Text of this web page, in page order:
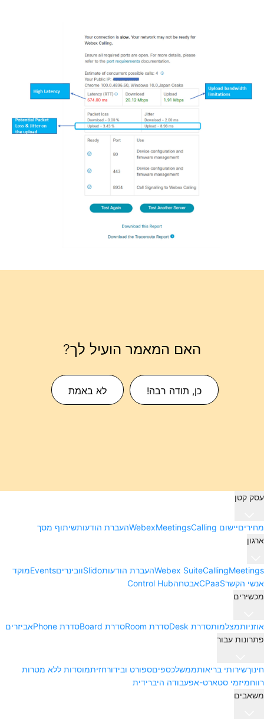
האם המאמר הועיל לך?
כן, תודה רבה! לא באמת
עסק קטן
מחיריםיישום Webex MeetingsCalling העברת הודעותשיתוף מסך
ארגון
Webex SuiteCallingMeetings העברת הודעותSlidoוובינריםEventsמוקד
אנשי הקשרCPaaSאבטחהControl Hub
מכשירים
אוזניותמצלמותסדרת Desk סדרת Room סדרת Board סדרת Phone
אביזרים
פתרונות עבור
חינוךשירותי בריאותממשלכספיםספורט ובידורחזיתמוסדות ללא מטרות
רווחמיזמי סטארט-אפעבודה היברידית
משאבים